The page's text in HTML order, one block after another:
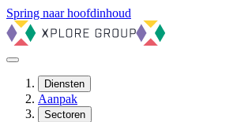
Spring naar hoofdinhoud
Diensten
Aanpak
Sectoren